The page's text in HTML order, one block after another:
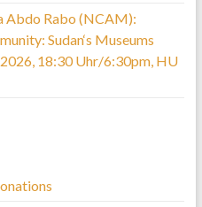
Abdo Rabo (NCAM):
Sudan‘s Museums
18:30 Uhr/6:30pm, HU